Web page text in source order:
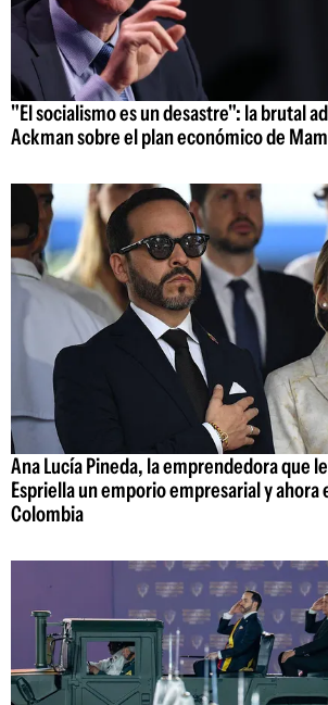
"El socialismo es un desastre": la brutal
Ackman sobre el plan económico de
Ana Lucía Pineda, la emprendedora que
Espriella un emporio empresarial y ahora
Colombia